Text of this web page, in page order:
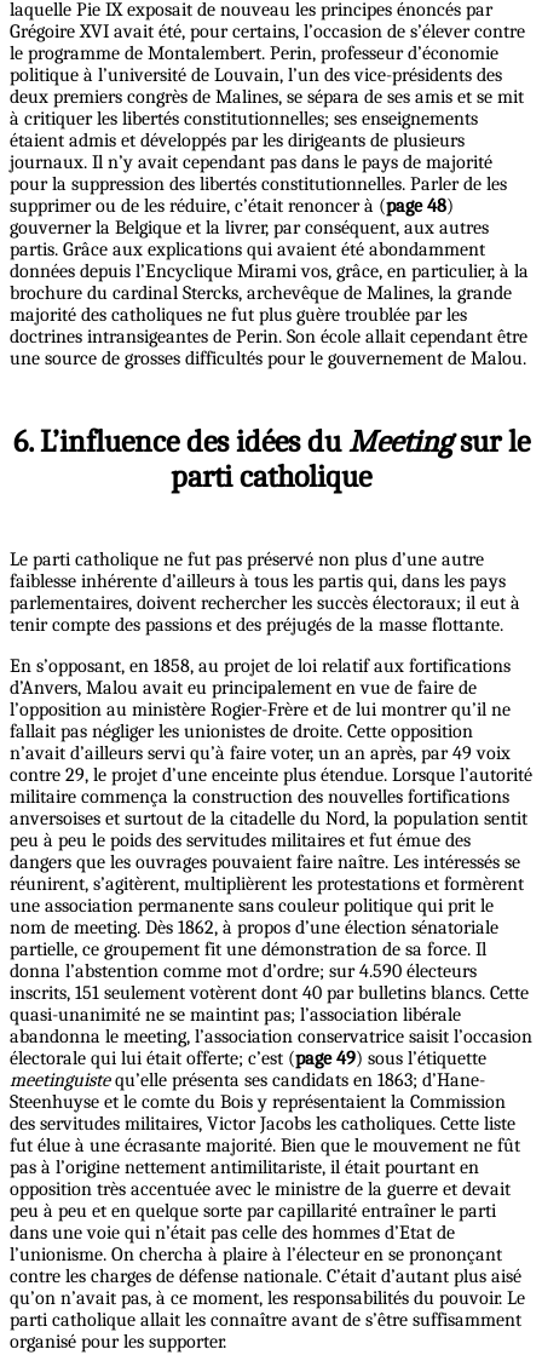
laquelle Pie IX exposait de nouveau les principes énoncés par
Grégoire XVI avait été, pour certains, l’occasion de s’élever contre
le programme de Montalembert. Perin, professeur d’économie
politique à l’université de Louvain, l’un des vice-présidents des
deux premiers congrès de Malines, se sépara de ses amis et se mit
à critiquer les libertés constitutionnelles; ses enseignements
étaient admis et développés par les dirigeants de plusieurs
journaux. Il n’y avait cependant pas dans le pays de majorité
pour la suppression des libertés constitutionnelles. Parler de les
supprimer ou de les réduire, c’était renoncer à (page 48)
gouverner la Belgique et la livrer, par conséquent, aux autres
partis. Grâce aux explications qui avaient été abondamment
données depuis l’Encyclique Mirami vos, grâce, en particulier, à la
brochure du cardinal Stercks, archevêque de Malines, la grande
majorité des catholiques ne fut plus guère troublée par les
doctrines intransigeantes de Perin. Son école allait cependant être
une source de grosses difficultés pour le gouvernement de Malou.
6. L’influence des idées duMeetingsur le
parti catholique
Le parti catholique ne fut pas préservé non plus d’une autre
faiblesse inhérente d’ailleurs à tous les partis qui, dans les pays
parlementaires, doivent rechercher les succès électoraux; il eut à
tenir compte des passions et des préjugés de la masse flottante.
En s’opposant, en 1858, au projet de loi relatif aux fortifications
d’Anvers, Malou avait eu principalement en vue de faire de
l’opposition au ministère Rogier-Frère et de lui montrer qu’il ne
fallait pas négliger les unionistes de droite. Cette opposition
n’avait d’ailleurs servi qu’à faire voter, un an après, par 49 voix
contre 29, le projet d’une enceinte plus étendue. Lorsque l’autorité
militaire commença la construction des nouvelles fortifications
anversoises et surtout de la citadelle du Nord, la population sentit
peu à peu le poids des servitudes militaires et fut émue des
dangers que les ouvrages pouvaient faire naître. Les intéressés se
réunirent, s’agitèrent, multiplièrent les protestations et formèrent
une association permanente sans couleur politique qui prit le
nom de meeting. Dès 1862, à propos d’une élection sénatoriale
partielle, ce groupement fit une démonstration de sa force. Il
donna l’abstention comme mot d’ordre; sur 4.590 électeurs
inscrits, 151 seulement votèrent dont 40 par bulletins blancs. Cette
quasi-unanimité ne se maintint pas; l’association libérale
abandonna le meeting, l’association conservatrice saisit l’occasion
électorale qui lui était offerte; c’est (page 49) sous l’étiquette
meetinguistequ’elle présenta ses candidats en 1863; d’Hane-
Steenhuyse et le comte du Bois y représentaient la Commission
des servitudes militaires, Victor Jacobs les catholiques. Cette liste
fut élue à une écrasante majorité. Bien que le mouvement ne fût
pas à l’origine nettement antimilitariste, il était pourtant en
opposition très accentuée avec le ministre de la guerre et devait
peu à peu et en quelque sorte par capillarité entraîner le parti
dans une voie qui n’était pas celle des hommes d’Etat de
l’unionisme. On chercha à plaire à l’électeur en se prononçant
contre les charges de défense nationale. C’était d’autant plus aisé
qu’on n’avait pas, à ce moment, les responsabilités du pouvoir. Le
parti catholique allait les connaître avant de s’être suffisamment
organisé pour les supporter.